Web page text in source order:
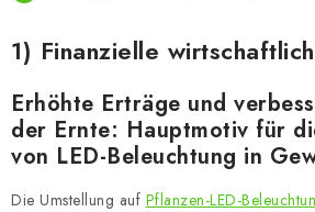
1) Finanzielle
Erhöhte Erträge und
der Ernte: Hauptmotiv für
von LED-Beleuchtung in
Die Umstellung auf Pflanzen-LED-